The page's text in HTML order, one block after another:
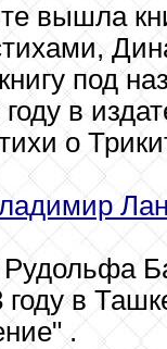
вышла
под
в
о
в
.